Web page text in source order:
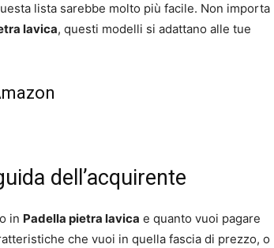
lista sarebbe molto più facile. Non importa
lavica, questi modelli si adattano alle tue
dell’acquirente
in Padella pietra lavica e quanto vuoi pagare
che vuoi in quella fascia di prezzo, o